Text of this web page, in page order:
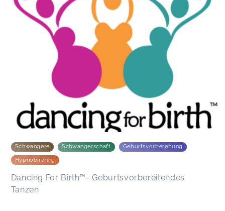
Schwangere Schwangerschaft Geburtsvorbereitung
Hypnobirthing
Dancing For Birth™- Geburtsvorbereitendes
Tanzen